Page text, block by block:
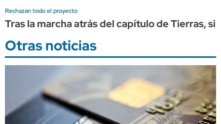
Rechazan todo el proyecto
Tras la marcha atrás del capítulo de Tierras,
Otras noticias